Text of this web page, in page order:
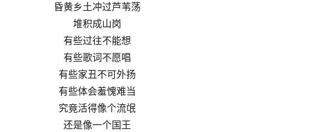
昏黄乡土冲过芦苇荡
堆积成山岗
有些过往不能想
有些歌词不愿唱
有些家丑不可外扬
有些体会羞愧难当
究竟活得像个流氓
还是像一个国王